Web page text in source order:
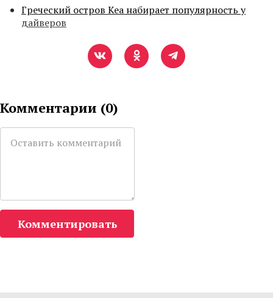
Греческий остров Кеа набирает популярность у
дайверов
Комментарии (0)
Комментировать